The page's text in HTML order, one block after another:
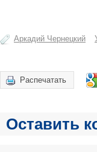
Аркадий Чернецкий
Распечатать
Оставить